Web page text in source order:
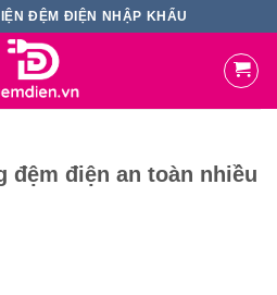
ĐỆM ĐIỆN NHẬP KHẨU
đệm điện an toàn nhiều